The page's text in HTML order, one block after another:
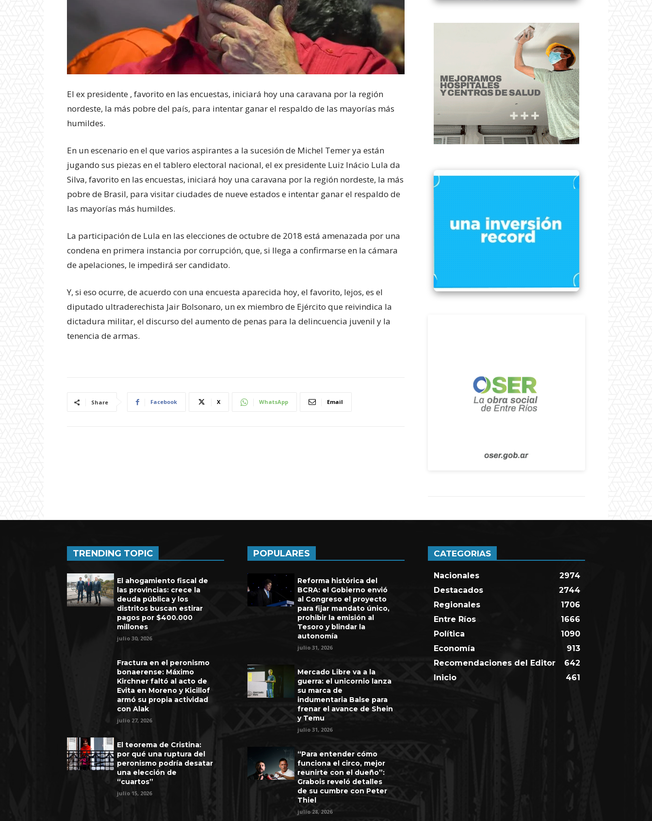
El ex presidente , favorito en las encuestas, iniciará hoy una caravana por la región
nordeste, la más pobre del país, para intentar ganar el respaldo de las mayorías más
humildes.
En un escenario en el que varios aspirantes a la sucesión de Michel Temer ya están
jugando sus piezas en el tablero electoral nacional, el ex presidente Luiz Inácio Lula da
Silva, favorito en las encuestas, iniciará hoy una caravana por la región nordeste, la más
pobre de Brasil, para visitar ciudades de nueve estados e intentar ganar el respaldo de
las mayorías más humildes.
La participación de Lula en las elecciones de octubre de 2018 está amenazada por una
condena en primera instancia por corrupción, que, si llega a confirmarse en la cámara
de apelaciones, le impedirá ser candidato.
Y, si eso ocurre, de acuerdo con una encuesta aparecida hoy, el favorito, lejos, es el
diputado ultraderechista Jair Bolsonaro, un ex miembro de Ejército que reivindica la
dictadura militar, el discurso del aumento de penas para la delincuencia juvenil y la
tenencia de armas.
Share Facebook X WhatsApp Email
TRENDING TOPIC
El ahogamiento fiscal de
las provincias: crece la
deuda pública y los
distritos buscan estirar
pagos por $400.000
millones
julio 30, 2026
Fractura en el peronismo
bonaerense: Máximo
Kirchner faltó al acto de
Evita en Moreno y Kicillof
armó su propia actividad
con Alak
julio 27, 2026
El teorema de Cristina:
por qué una ruptura del
peronismo podría desatar
una elección de
“cuartos”
julio 15, 2026
POPULARES
Reforma histórica del
BCRA: el Gobierno envió
al Congreso el proyecto
para fijar mandato único,
prohibir la emisión al
Tesoro y blindar la
autonomía
julio 31, 2026
Mercado Libre va a la
guerra: el unicornio lanza
su marca de
indumentaria Balse para
frenar el avance de Shein
y Temu
julio 31, 2026
“Para entender cómo
funciona el circo, mejor
reunirte con el dueño”:
Grabois reveló detalles
de su cumbre con Peter
Thiel
julio 28, 2026
CATEGORIAS
Nacionales
2974
Destacados
2744
Regionales
1706
Entre Ríos
1666
Política
1090
Economía
913
Recomendaciones del Editor
642
Inicio
461